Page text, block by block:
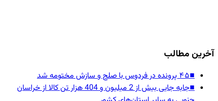
آخرین مطالب
■۴۵ پرونده در فردوس با صلح و سازش مختومه شد
■
جابه جایی بیش از 2 میلیون و 404 هزار تن کالا از خراسان